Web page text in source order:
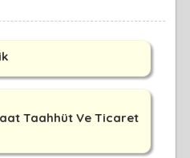
Taahhüt Ve Ticaret